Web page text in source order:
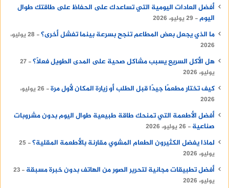
أفضل العادات اليومية التي تساعدك على الحفاظ على طاقتك طوال
اليوم
29 يوليو، 2026
ما الذي يجعل بعض المطاعم تنجح بسرعة بينما تفشل أخرى؟
28 يوليو،
2026
هل الأكل السريع يسبب مشاكل صحية على المدى الطويل فعلًا؟ 27
يوليو، 2026
كيف تختار مطعمًا جيدًا قبل الطلب أو زيارة المكان لأول مرة
26 يوليو،
2026
أفضل الأطعمة التي تمنحك طاقة طبيعية طوال اليوم بدون مشروبات
صناعية
26 يوليو، 2026
لماذا يفضل الكثيرون الطعام المشوي مقارنة بالأطعمة المقلية؟
25
يوليو، 2026
أفضل تطبيقات مجانية لتحرير الصور من الهاتف بدون خبرة مسبقة
23
يوليو، 2026